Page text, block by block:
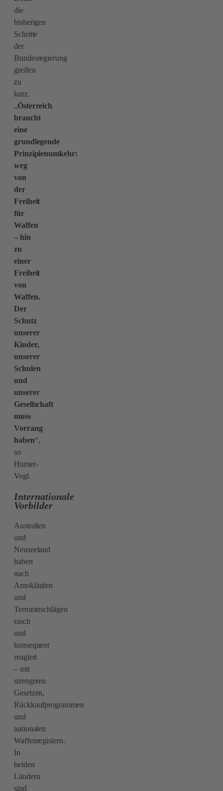
die
bisherigen
Schritte
der
Bundesregierung
greifen
zu
kurz.
„Österreich
braucht
eine
grundlegende
Prinzipienumkehr:
weg
von
der
Freiheit
für
Waffen
– hin
zu
einer
Freiheit
von
Waffen.
Der
Schutz
unserer
Kinder,
unserer
Schulen
und
unserer
Gesellschaft
muss
Vorrang
haben“,
so
Humer-
Vogl.
Internationale
Vorbilder
Australien
und
Neuseeland
haben
nach
Amokläufen
und
Terroranschlägen
rasch
und
konsequent
reagiert
– mit
strengeren
Gesetzen,
Rückkaufprogrammen
und
nationalen
Waffenregistern.
In
beiden
Ländern
sind